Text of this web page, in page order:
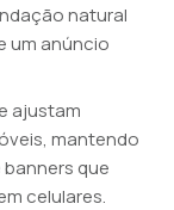
natural
um anúncio
ajustam
mantendo
que
celulares.